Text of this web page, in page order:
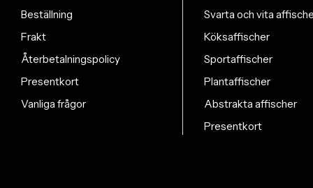
Beställning
Frakt
Återbetalningspolicy
Presentkort
Vanliga frågor
Svarta och vita
Köksaffischer
Sportaffischer
Plantaffischer
Abstrakta affischer
Presentkort